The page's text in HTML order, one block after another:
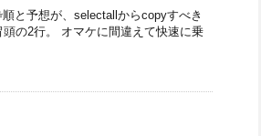
と予想が、selectallからcopyすべき
の2行。 オマケに間違えて快速に乗